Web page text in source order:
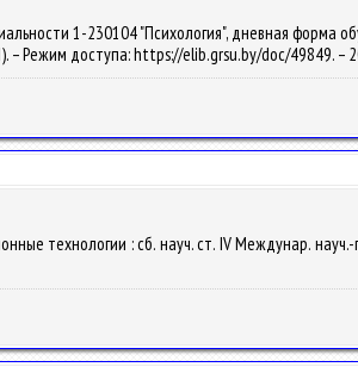
1-230104 "Психология", дневная форма
– Режим доступа: https://elib.grsu.by/doc/49849. –
технологии : сб. науч. ст. IV Междунар.